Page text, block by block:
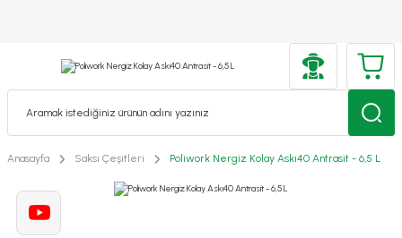
Anasayfa Saksı Çeşitleri Poliwork Nergiz Kolay Askı40 Antrasit - 6,5 L